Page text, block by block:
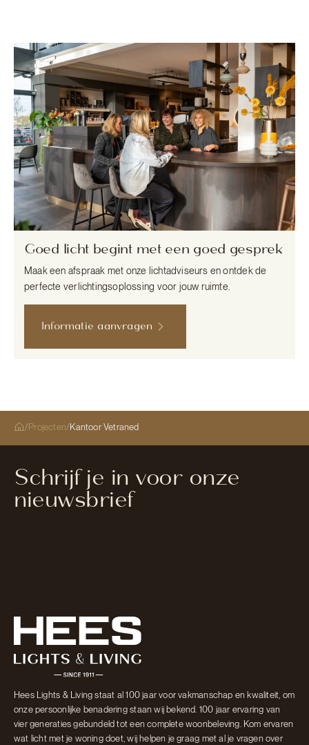
Goed licht begint met een goed gesprek
Maak een afspraak met onze lichtadviseurs en ontdek de
perfecte verlichtingsoplossing voor jouw ruimte.
Informatie aanvragen
/Projecten/Kantoor Vetraned
Schrijf je in voor onze
nieuwsbrief
Hees Lights & Living staat al 100 jaar voor vakmanschap en kwaliteit, om
onze persoonlijke benadering staan wij bekend. 100 jaar ervaring van
vier generaties gebundeld tot een complete woonbeleving. Kom ervaren
wat licht met je woning doet, wij helpen je graag met al je vragen over